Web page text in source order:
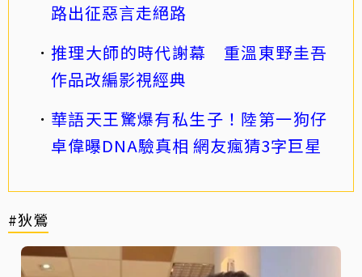
路出征惡言走絕路
推理大師的時代謝幕 重溫東野圭吾
作品改編影視經典
華語天王驚爆有私生子！陸第一狗仔
卓偉曝DNA驗真相 網友瘋猜3字巨星
#狄鶯